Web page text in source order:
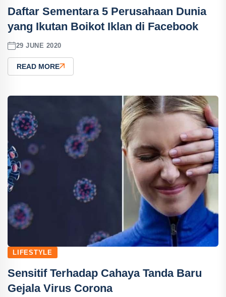
Daftar Sementara 5 Perusahaan Dunia
yang Ikutan Boikot Iklan di Facebook
29 JUNE 2020
READ MORE
LIFESTYLE
Sensitif Terhadap Cahaya Tanda Baru
Gejala Virus Corona